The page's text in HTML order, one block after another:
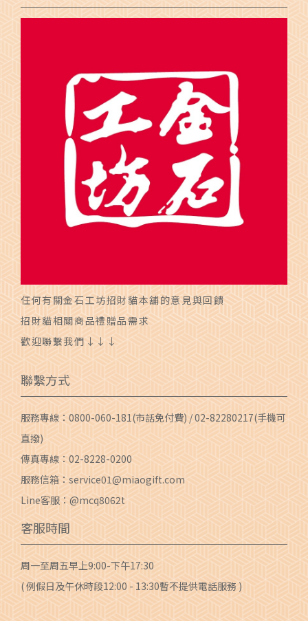
任何有關金石工坊招財貓本舖的意見與回饋
招財貓相關商品禮贈品需求
歡迎聯繫我們↓↓↓
聯繫方式
服務專線：0800-060-181(市話免付費) /02-82280217(手機可
直撥)
傳真專線：02-8228-0200
服務信箱：service01@miaogift.com
Line客服：@mcq8062t
客服時間
周一至周五早上9:00-下午17:30
( 例假日及午休時段12:00 - 13:30暫不提供電話服務 )